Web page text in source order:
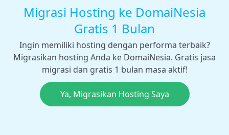
Migrasi Hosting ke DomaiNesia
Gratis 1 Bulan
Ingin memiliki hosting dengan performa terbaik?
Migrasikan hosting Anda ke DomaiNesia. Gratis jasa
migrasi dan gratis 1 bulan masa aktif!
Ya, Migrasikan Hosting Saya